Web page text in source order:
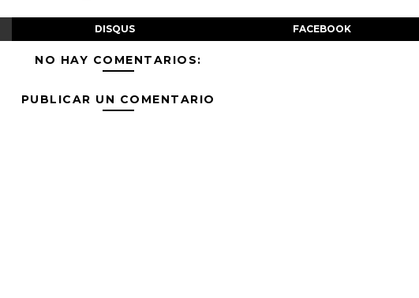
DISQUS FACEBOOK
NO HAY COMENTARIOS:
PUBLICAR UN COMENTARIO